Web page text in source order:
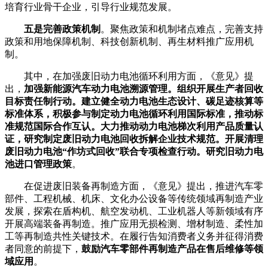
培育行业骨干企业，引导行业规范发展。
五是完善政策机制 。聚焦政策和机制堵点难点，完善支持
政策和用地保障机制、科技创新机制、再生材料推广应用机
制。
其中，在加强废旧动力电池循环利用方面，《意见》提
出， 加强新能源汽车动力电池溯源管理。组织开展生产者回收
目标责任制行动。建立健全动力电池生态设计、碳足迹核算等
标准体系，积极参与制定动力电池循环利用国际标准，推动标
准规范国际合作互认。大力推动动力电池梯次利用产品质量认
证，研究制定废旧动力电池回收拆解企业技术规范。开展清理
废旧动力电池“作坊式回收”联合专项检查行动。研究旧动力电
池进口管理政策。
在促进废旧装备再制造方面，《意见》提出，推进汽车零
部件、工程机械、机床、文化办公设备等传统领域再制造产业
发展，探索在盾构机、航空发动机、工业机器人等新领域有序
开展高端装备再制造。推广应用无损检测、增材制造、柔性加
工等再制造共性关键技术。在履行告知消费者义务并征得消费
者同意的前提下， 鼓励汽车零部件再制造产品在售后维修等领
域应用 。